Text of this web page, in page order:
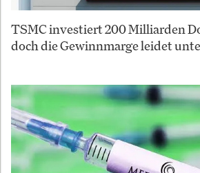
TSMC investiert 200 Milliarden
doch die Gewinnmarge leidet